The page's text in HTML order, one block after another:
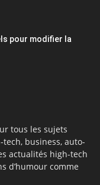
pour modifier la
tous les sujets
business, auto-
actualités high-tech
d’humour comme